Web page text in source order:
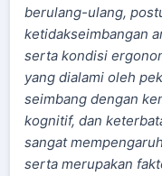
berulang-ulang,
ketidakseimbangan
serta kondisi
yang dialami oleh
seimbang dengan
kognitif, dan
sangat
serta merupakan